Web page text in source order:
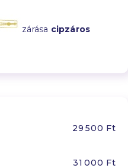
zárása cipzáros
29 500 Ft
31 000 Ft